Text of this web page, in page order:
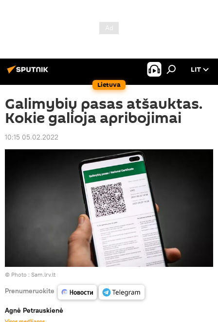
Lietuva
LIT
Galimybių pasas atšauktas.
Kokie galioja apribojimai
10:15 05.02.2022
© Photo : Sam.lrv.lt
Prenumeruokite
Agnė Petrauskienė